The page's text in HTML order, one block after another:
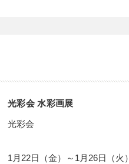
光彩会 水彩画展
光彩会
1月22日（金）～1月26日（火）